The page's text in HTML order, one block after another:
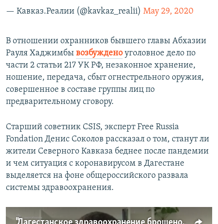
— Кавказ.Реалии (@kavkaz_realii) May 29, 2020
В отношении охранников бывшего главы Абхазии
Рауля Хаджимбы возбуждено уголовное дело по
части 2 статьи 217 УК РФ, незаконное хранение,
ношение, передача, сбыт огнестрельного оружия,
совершенное в составе группы лиц по
предварительному сговору.
Старший советник CSIS, эксперт Free Russia
Fondation Денис Соколов рассказал о том, станут ли
жители Северного Кавказа беднее после пандемии
и чем ситуация с коронавирусом в Дагестане
выделяется на фоне общероссийского развала
системы здравоохранения.